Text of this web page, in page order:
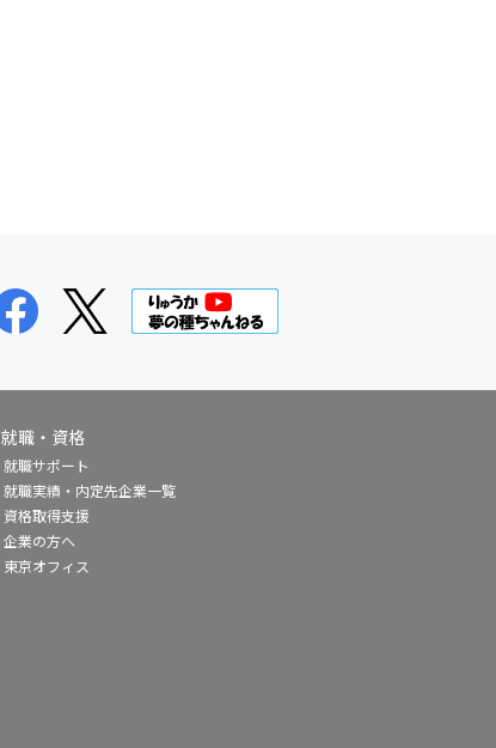
就職・資格
就職サポート
就職実績・内定先企業一覧
資格取得支援
企業の方へ
東京オフィス